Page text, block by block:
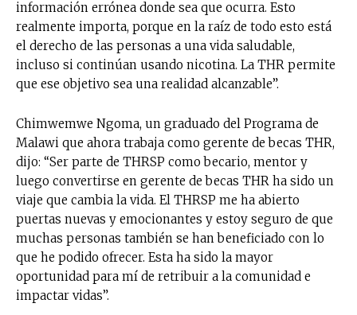
información errónea donde sea que ocurra. Esto
realmente importa, porque en la raíz de todo esto está
el derecho de las personas a una vida saludable,
incluso si continúan usando nicotina. La THR permite
que ese objetivo sea una realidad alcanzable”.
Chimwemwe Ngoma, un graduado del Programa de
Malawi que ahora trabaja como gerente de becas THR,
dijo: “Ser parte de THRSP como becario, mentor y
luego convertirse en gerente de becas THR ha sido un
viaje que cambia la vida. El THRSP me ha abierto
puertas nuevas y emocionantes y estoy seguro de que
muchas personas también se han beneficiado con lo
que he podido ofrecer. Esta ha sido la mayor
oportunidad para mí de retribuir a la comunidad e
impactar vidas”.